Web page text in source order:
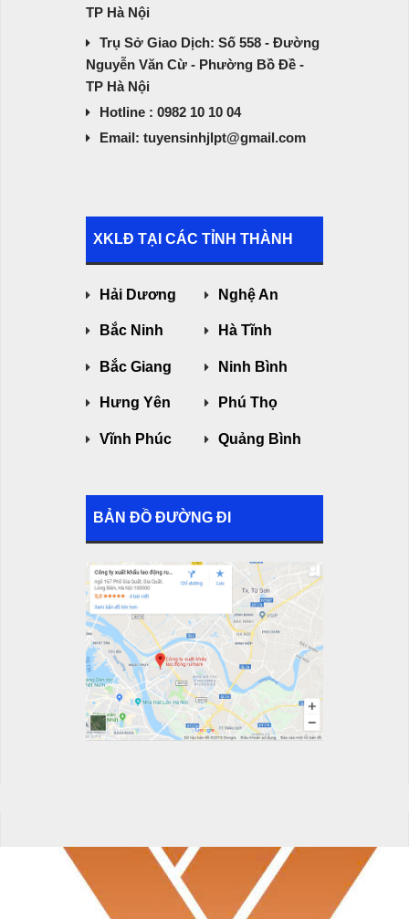
TP Hà Nội
Trụ Sở Giao Dịch: Số 558 - Đường
Nguyễn Văn Cừ - Phường Bồ Đề -
TP Hà Nội
Hotline : 0982 10 10 04
Email: tuyensinhjlpt@gmail.com
XKLĐ TẠI CÁC TỈNH THÀNH
Hải Dương Nghệ An
Bắc Ninh Hà Tĩnh
Bắc Giang Ninh Bình
Hưng Yên Phú Thọ
Vĩnh Phúc Quảng Bình
BẢN ĐỒ ĐƯỜNG ĐI